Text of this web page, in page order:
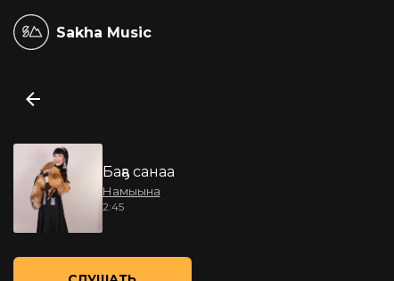
Sakha Music
Баҕа санаа
Намыына
2:45